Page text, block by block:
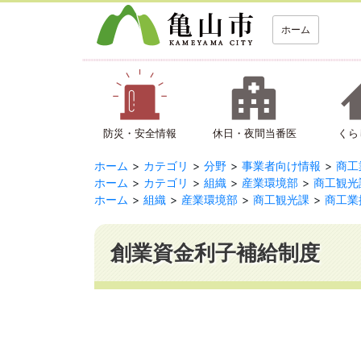
ホーム
防災・安全情報 休日・夜間当番医 く
ホーム カテゴリ 分野 事業者向け情報
商工
ホーム
カテゴリ 組織 産業環境部
商工観光
ホーム
組織 産業環境部 商工観光課 商工
創業資金利子補給制度